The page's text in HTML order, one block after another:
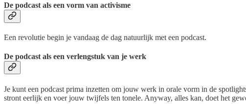
De podcast als een vorm van activisme
Een revolutie begin je vandaag de dag natuurlijk met een podcast.
De podcast als een verlengstuk van je werk
Je kunt een podcast prima inzetten om jouw werk in orale vorm in de
stront eerlijk en voer jouw twijfels ten tonele. Anyway, alles kan, doet het